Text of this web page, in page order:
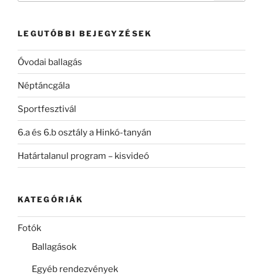
LEGUTÓBBI BEJEGYZÉSEK
Óvodai ballagás
Néptáncgála
Sportfesztivál
6.a és 6.b osztály a Hinkó-tanyán
Határtalanul program – kisvideó
KATEGÓRIÁK
Fotók
Ballagások
Egyéb rendezvények